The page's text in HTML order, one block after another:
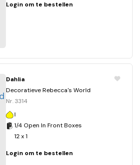
Login om te bestellen
Dahlia
Decoratieve Rebecca's World
Nr. 3314
I
1/4 Open In Front Boxes
12 x 1
Login om te bestellen